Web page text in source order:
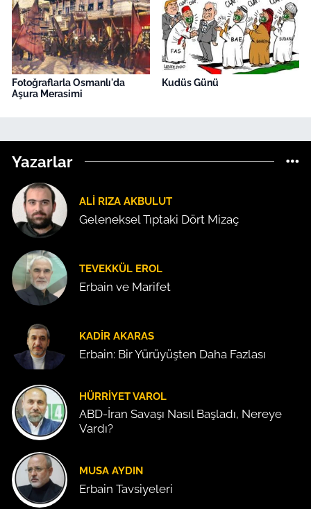
Fotoğraflarla Osmanlı'da
Aşura Merasimi
Kudüs Günü
Yazarlar
ALI RIZA AKBULUT
Geleneksel Tıptaki Dört Mizaç
TEVEKKÜL EROL
Erbain ve Marifet
KADIR AKARAS
Erbain: Bir Yürüyüşten Daha Fazlası
HÜRRIYET VAROL
ABD-İran Savaşı Nasıl Başladı, Nereye
Vardı?
MUSA AYDIN
Erbain Tavsiyeleri